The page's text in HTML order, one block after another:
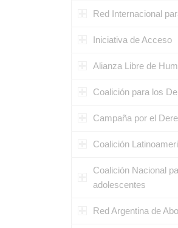
Red Internacional
Iniciativa de Acceso
Alianza Libre de
Coalición para los
Campaña por el
Coalición
Coalición Nacional
adolescentes
Red Argentina de